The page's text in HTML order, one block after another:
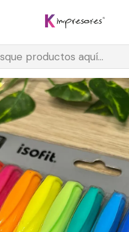
ENVIOS A TODO CHILE DESDE $2.990